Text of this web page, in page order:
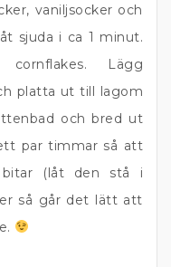
vaniljsocker och
sjuda i ca 1 minut.
Lägg
platta ut till lagom
och bred ut
par timmar så att
bitar (låt den stå i
så går det lätt att